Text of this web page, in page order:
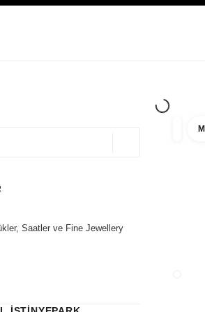
Saatler ve Fine Jewellery
filtre